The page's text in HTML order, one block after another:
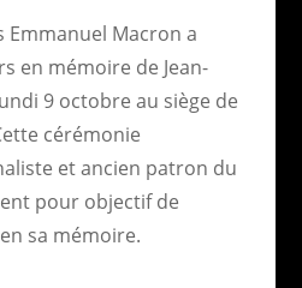
Emmanuel Macron a
en mémoire de Jean-
9 octobre au siège de
cérémonie
et ancien patron du
pour objectif de
sa mémoire.